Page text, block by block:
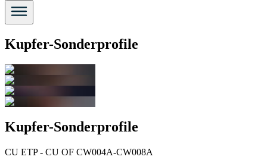
Kupfer-Sonderprofile
Kupfer-Sonderprofile
CU ETP - CU OF CW004A-CW008A